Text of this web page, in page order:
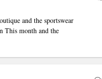
and the sportswear
This month and the